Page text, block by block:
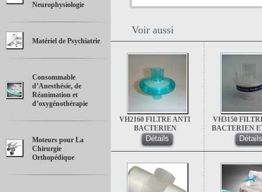
Neurophysiologie
Matériel de Psychiatrie
Consommable
d’Anesthésie, de
Réanimation et
d’oxygénothérapie
Moteurs pour La
Chirurgie
Orthopédique
Voir aussi
VH2160 FILTRE ANTI
BACTERIEN
Détails
VH3150
BACTERIEN
STANDARD
ARTIFICIEL)
Détails